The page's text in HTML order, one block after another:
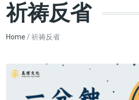
祈祷反省
Breadcrumb
Home 祈祷反省